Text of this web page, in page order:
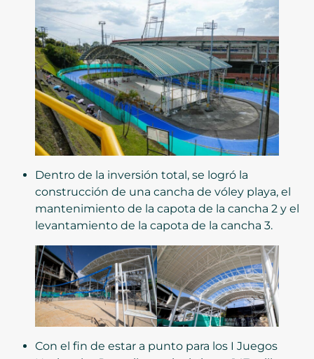
Dentro de la inversión total, se logró la
construcción de una cancha de vóley playa, el
mantenimiento de la capota de la cancha 2 y el
levantamiento de la capota de la cancha 3.
Con el fin de estar a punto para los I Juegos